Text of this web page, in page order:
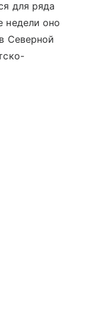
для ряда
недели оно
Северной